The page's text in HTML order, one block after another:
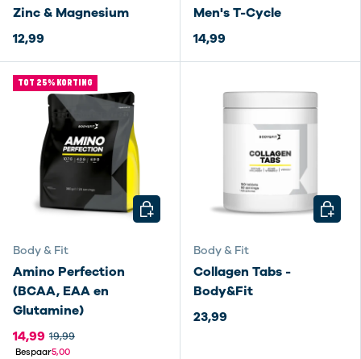
Zinc & Magnesium
12,99
Men's T-Cycle
14,99
TOT 25% KORTING
Body & Fit
Amino Perfection
(BCAA, EAA en
Glutamine)
14,99 19,99
Bespaar5,00
KIES MOGELIJKHEDEN
Body & Fit
Collagen Tabs -
Body&Fit
23,99
KIES